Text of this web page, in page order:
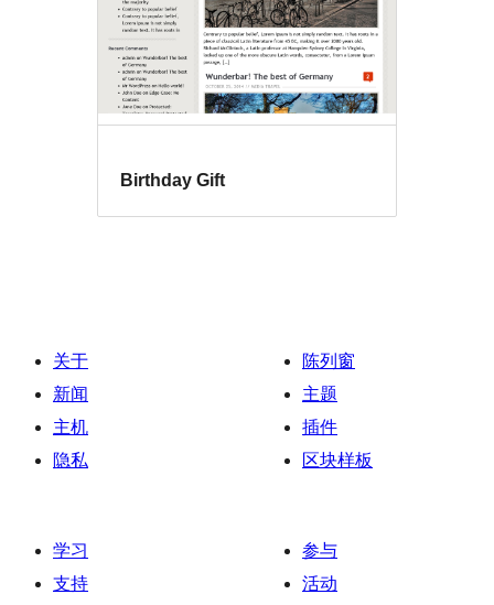
Birthday Gift
关于
新闻
主机
隐私
陈列窗
主题
插件
区块样板
学习
支持
参与
活动